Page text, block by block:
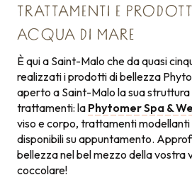
TRATTAMENTI E
ACQUA DI MARE
È qui a Saint-Malo che da quasi
realizzati i prodotti di bellezza
aperto a Saint-Malo la sua
trattamenti: la Phytomer Spa &
viso e corpo, trattamenti modellanti
disponibili su appuntamento.
bellezza nel bel mezzo della vostra
coccolare!